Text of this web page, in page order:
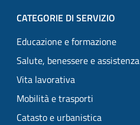
CATEGORIE DI SERVIZIO
Educazione e formazione
Salute, benessere e assistenza
Vita lavorativa
Mobilità e trasporti
Catasto e urbanistica